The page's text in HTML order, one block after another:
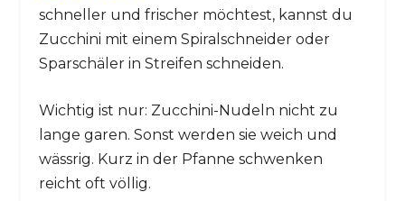
schneller und frischer möchtest, kannst du
Zucchini mit einem Spiralschneider oder
Sparschäler in Streifen schneiden.
Wichtig ist nur: Zucchini-Nudeln nicht zu
lange garen. Sonst werden sie weich und
wässrig. Kurz in der Pfanne schwenken
reicht oft völlig.